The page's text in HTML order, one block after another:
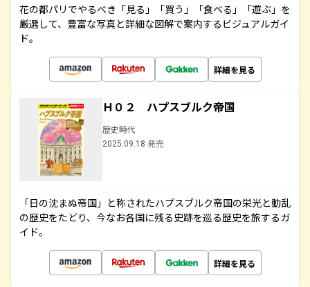
花の都パリでやるべき「見る」「買う」「食べる」「遊ぶ」を
厳選して、豊富な写真と詳細な図解で案内するビジュアルガイ
ド。
詳細を見る
Ｈ０２ ハプスブルク帝国
歴史時代
2025.09.18 発売
「日の沈まぬ帝国」と称されたハプスブルク帝国の栄光と動乱
の歴史をたどり、今なお各国に残る史跡を巡る歴史を旅するガ
イド。
詳細を見る